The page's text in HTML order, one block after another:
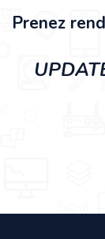
Prenez